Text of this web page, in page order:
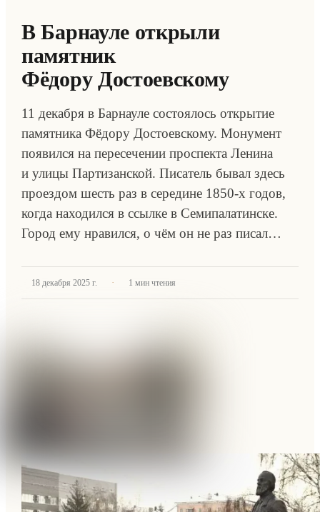
В Барнауле открыли
памятник
Фёдору Достоевскому
11 декабря в Барнауле состоялось открытие
памятника Фёдору Достоевскому. Монумент
появился на пересечении проспекта Ленина
и улицы Партизанской. Писатель бывал здесь
проездом шесть раз в середине 1850-х годов,
когда находился в ссылке в Семипалатинске.
Город ему нравился, о чём он не раз писал…
18 декабря 2025 г. · 1 мин чтения